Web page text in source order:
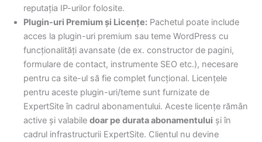
reputația IP-urilor folosite.
Plugin-uri Premium și Licențe: Pachetul poate include
acces la plugin-uri premium sau teme WordPress cu
funcționalități avansate (de ex. constructor de pagini,
formulare de contact, instrumente SEO etc.), necesare
pentru ca site-ul să fie complet funcțional. Licențele
pentru aceste plugin-uri/teme sunt furnizate de
ExpertSite în cadrul abonamentului. Aceste licențe rămân
active și valabile doar pe durata abonamentului și în
cadrul infrastructurii ExpertSite. Clientul nu devine